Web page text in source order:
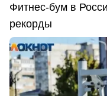
Фитнес-бум в
рекорды